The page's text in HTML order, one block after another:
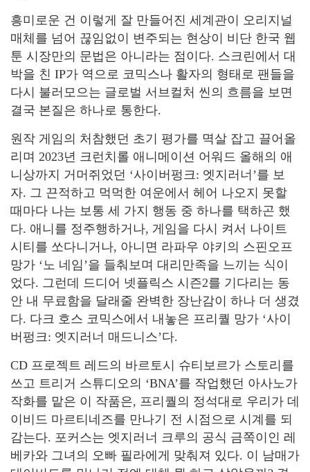
흥미로운 건 이렇게 잘 만들어진 세계관이 오리지널
매체를 넘어 끊임없이 변주되는 현상이 비단 한국 웹
툰 시장만의 문법은 아니라는 점이다. 스크린에서 대
박을 친 IP가 역으로 코믹스나 활자의 형태로 팬들을
다시 불러모으는 글로벌 서브컬처 씬의 흐름을 보면
결국 본질은 하나로 통한다.
원작 게임의 처참했던 초기 평가를 멱살 잡고 끌어올
리며 2023년 크런치롤 애니메이션 어워드 올해의 애
니상까지 거머쥐었던 ‘사이버펑크: 엣지러너’를 보
자. 그 끈적하고 먹먹한 여운에서 헤어 나오지 못할
때마다 나는 보통 세 가지 행동 중 하나를 택하곤 했
다. 애니를 정주행하거나, 게임을 다시 켜서 나이트
시티를 쏘다니거나, 아니면 라파우 야키의 스핀오프
망가 ‘노 네임’을 들춰보며 대리만족을 느끼는 식이
었다. 그런데 드디어 넷플릭스 시즌2를 기다리는 동
안 내 무료함을 달래줄 완벽한 장난감이 하나 더 생겼
다. 다크 호스 코믹스에서 내놓은 프리퀄 망가 ‘사이
버펑크: 엣지러너 매드니스’다.
CD 프로젝트 레드의 바르토시 슈티보르가 스토리를
쓰고 트리거 스튜디오의 ‘BNA’를 작업했던 아사노가
작화를 맡은 이 작품은, 프리퀄의 정석대로 우리가 데
이비드 마르티네즈를 만나기 전 시점으로 시계를 되
감는다. 포커스는 엣지러너 크루의 공식 금쪽이인 레
베카와 그녀의 오빠 필라에게 맞춰져 있다. 이 남매가